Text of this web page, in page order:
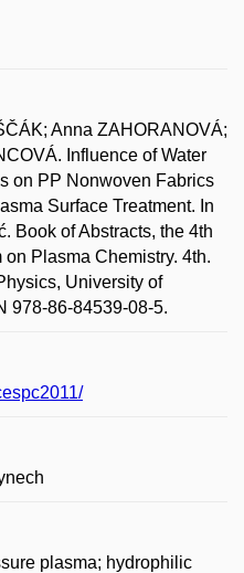
Anna ZAHORANOVÁ;
Influence of Water
on PP Nonwoven Fabrics
Surface Treatment. In
Book of Abstracts, the 4th
Plasma Chemistry. 4th.
University of
978-86-84539-08-5.
plasma; hydrophilic